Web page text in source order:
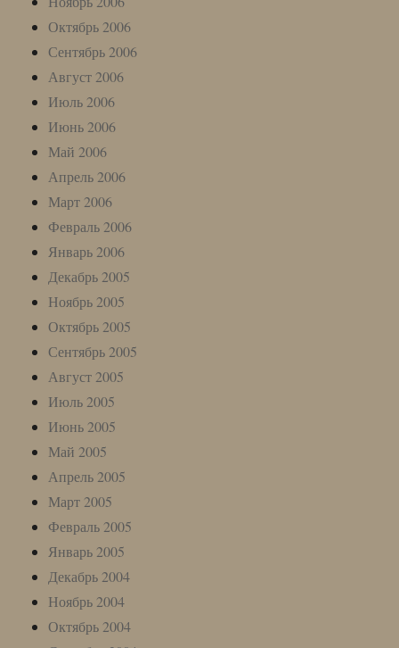
Октябрь 2006
Сентябрь 2006
Август 2006
Июль 2006
Июнь 2006
Май 2006
Апрель 2006
Март 2006
Февраль 2006
Январь 2006
Декабрь 2005
Ноябрь 2005
Октябрь 2005
Сентябрь 2005
Август 2005
Июль 2005
Июнь 2005
Май 2005
Апрель 2005
Март 2005
Февраль 2005
Январь 2005
Декабрь 2004
Ноябрь 2004
Октябрь 2004